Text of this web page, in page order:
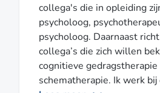
collega's die in opleiding
psycholoog,
psycholoog. Daarnaast
collega’s die zich willen
cognitieve gedragstherapie
schematherapie. Ik werk